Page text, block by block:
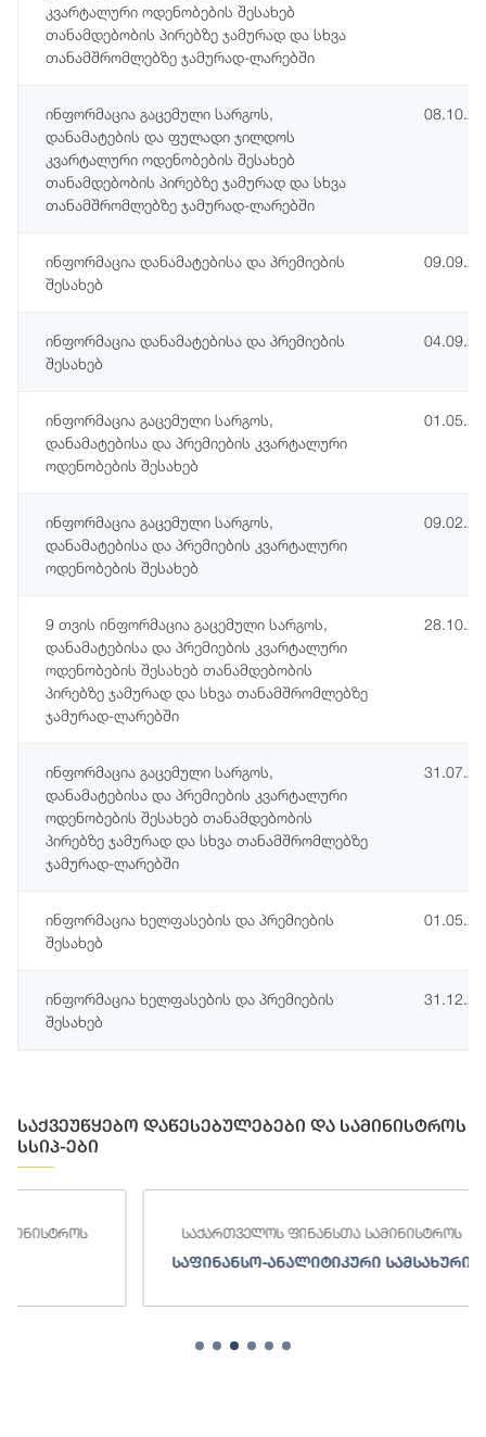
კვარტალური ოდენობების შესახებ
თანამდებობის პირებზე ჯამურად და სხვა
თანამშრომლებზე ჯამურად-ლარებში
ინფორმაცია გაცემული სარგოს,
დანამატების და ფულადი ჯილდოს
კვარტალური ოდენობების შესახებ
თანამდებობის პირებზე ჯამურად და სხვა
თანამშრომლებზე ჯამურად-ლარებში
ინფორმაცია დანამატებისა და პრემიების
შესახებ
ინფორმაცია დანამატებისა და პრემიების
შესახებ
ინფორმაცია გაცემული სარგოს,
დანამატებისა და პრემიების კვარტალური
ოდენობების შესახებ
ინფორმაცია გაცემული სარგოს,
დანამატებისა და პრემიების კვარტალური
ოდენობების შესახებ
9 თვის ინფორმაცია გაცემული სარგოს,
დანამატებისა და პრემიების კვარტალური
ოდენობების შესახებ თანამდებობის
პირებზე ჯამურად და სხვა თანამშრომლებზე
ჯამურად-ლარებში
ინფორმაცია გაცემული სარგოს,
დანამატებისა და პრემიების კვარტალური
ოდენობების შესახებ თანამდებობის
პირებზე ჯამურად და სხვა თანამშრომლებზე
ჯამურად-ლარებში
ინფორმაცია ხელფასების და პრემიების
შესახებ
ინფორმაცია ხელფასების და პრემიების
შესახებ
საქვეუწყებო დაწესებულებები და სამინისტროს
სსიპ-ები
საქართველოს ფინანსთა სამინისტროს
საფინანსო-ანალიტიკური სამსახური